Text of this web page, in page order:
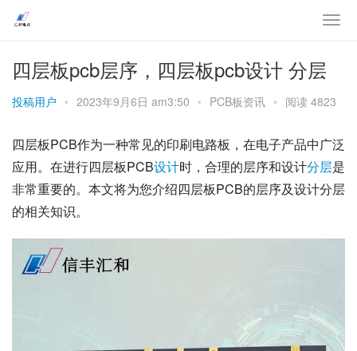
四层板pcb层序，四层板pcb设计 分层
投稿用户 • 2023年9月6日 am3:50 • PCB板资讯 • 阅读 4823
四层板PCB作为一种常见的印刷电路板，在电子产品中广泛
应用。在进行四层板PCB设计时，合理的层序和设计分层是
非常重要的。本文将为您介绍四层板PCB的层序及设计分层
的相关知识。